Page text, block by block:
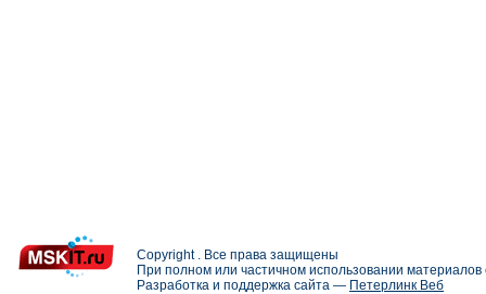
Copyright . Все права защищены
При полном или частичном использовании
Разработка и поддержка сайта — Петерлинк Веб